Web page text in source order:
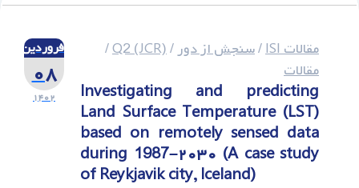
فروردین
۰۸
۱۴۰۲
مقالات ISI /سنجش از دور/
Q2 (JCR)
/
مقالات
Investigating and predicting
Land Surface Temperature (LST)
based on remotely sensed data
during 1987–۲۰۳۰ (A case study
of Reykjavik city, Iceland)